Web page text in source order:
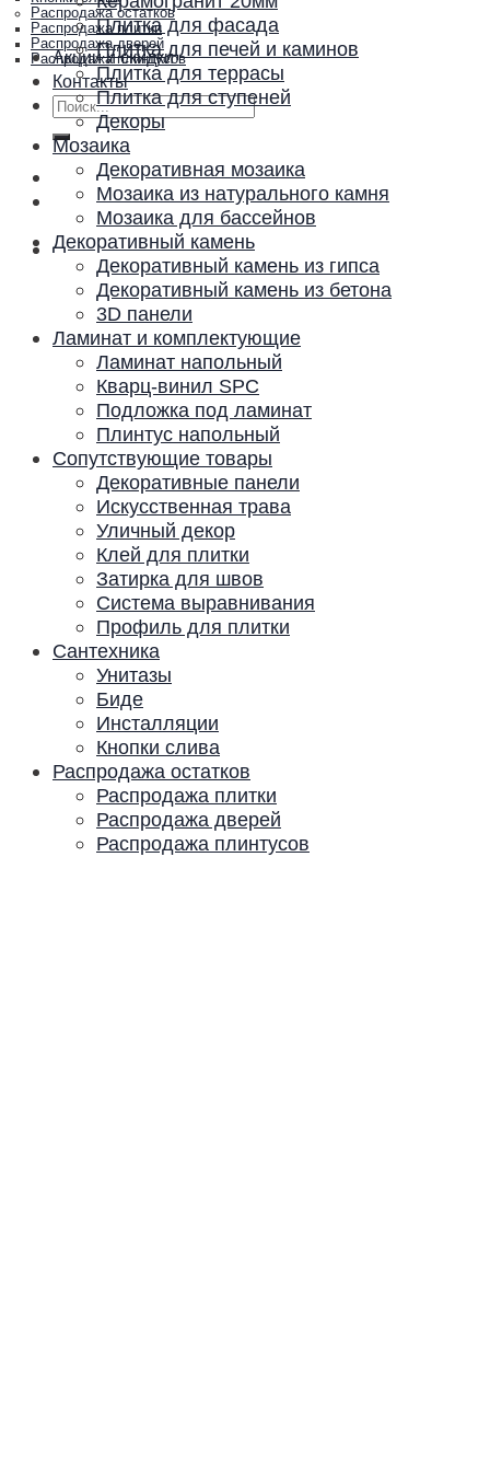
Распродажа остатков
Распродажа плитки
Распродажа дверей
Распродажа плинтусов
Акции и скидки
Контакты
Искать:
Плитка для фасада
Плитка для печей и каминов
Плитка для террасы
Плитка для ступеней
Декоры
Мозаика
Декоративная мозаика
Мозаика из натурального камня
Мозаика для бассейнов
Декоративный камень
Декоративный камень из гипса
Декоративный камень из бетона
3D панели
Ламинат и комплектующие
Ламинат напольный
Кварц-винил SPC
Подложка под ламинат
Плинтус напольный
Сопутствующие товары
Декоративные панели
Искусственная трава
Уличный декор
Клей для плитки
Затирка для швов
Система выравнивания
Профиль для плитки
Сантехника
Унитазы
Биде
Инсталляции
Кнопки слива
Распродажа остатков
Распродажа плитки
Распродажа дверей
Распродажа плинтусов